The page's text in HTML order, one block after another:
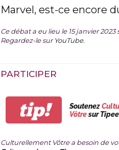
Marvel, est-ce encore
Ce débat a eu lieu le 15 janvier 2023
Regardez-le surYouTube.
PARTICIPER
tip! Soutenez
Vôtresur
Culturellement Vôtre a besoin de